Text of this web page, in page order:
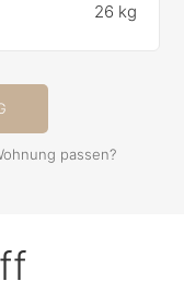
26 kg
passen?